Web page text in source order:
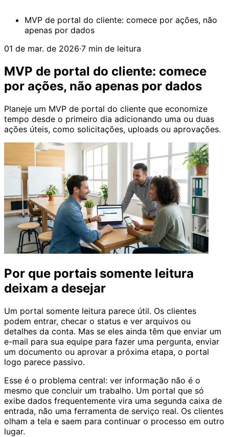
MVP de portal do cliente: comece por ações, não
apenas por dados
01 de mar. de 2026·7 min de leitura
MVP de portal do cliente: comece
por ações, não apenas por dados
Planeje um MVP de portal do cliente que economize
tempo desde o primeiro dia adicionando uma ou duas
ações úteis, como solicitações, uploads ou aprovações.
Por que portais somente leitura
deixam a desejar
Um portal somente leitura parece útil. Os clientes
podem entrar, checar o status e ver arquivos ou
detalhes da conta. Mas se eles ainda têm que enviar um
e-mail para sua equipe para fazer uma pergunta, enviar
um documento ou aprovar a próxima etapa, o portal
logo parece passivo.
Esse é o problema central: ver informação não é o
mesmo que concluir um trabalho. Um portal que só
exibe dados frequentemente vira uma segunda caixa de
entrada, não uma ferramenta de serviço real. Os clientes
olham a tela e saem para continuar o processo em outro
lugar.